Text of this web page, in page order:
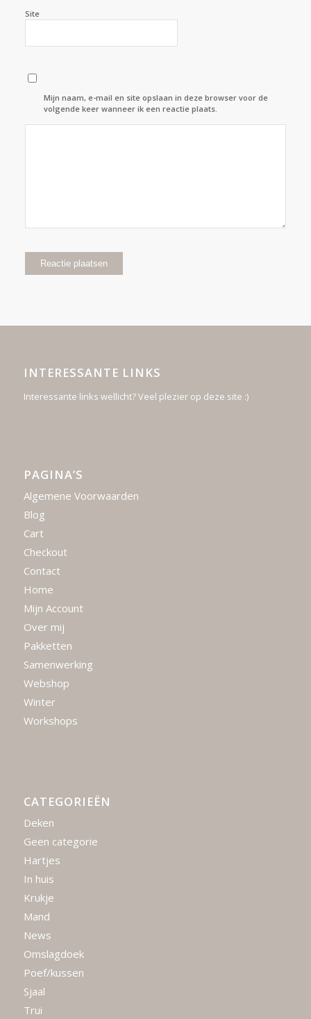
Site
Mijn naam, e-mail en site opslaan in deze browser voor de
volgende keer wanneer ik een reactie plaats.
INTERESSANTE LINKS
Interessante links wellicht? Veel plezier op deze site :)
PAGINA’S
Algemene Voorwaarden
Blog
Cart
Checkout
Contact
Home
Mijn Account
Over mij
Pakketten
Samenwerking
Webshop
Winter
Workshops
CATEGORIEËN
Deken
Geen categorie
Hartjes
In huis
Krukje
Mand
News
Omslagdoek
Poef/kussen
Sjaal
Trui